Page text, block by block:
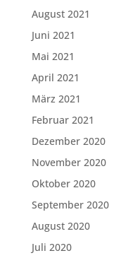
August 2021
Juni 2021
Mai 2021
April 2021
März 2021
Februar 2021
Dezember 2020
November 2020
Oktober 2020
September 2020
August 2020
Juli 2020